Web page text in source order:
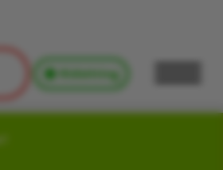
Kidsitting